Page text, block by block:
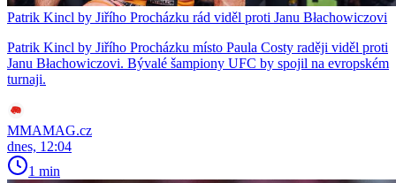
Patrik Kincl by Jiřího Procházku rád viděl proti Janu Błachowiczovi
Patrik Kincl by Jiřího Procházku místo Paula Costy raději viděl proti
Janu Błachowiczovi. Bývalé šampiony UFC by spojil na evropském
turnaji.
MMAMAG.cz
dnes, 12:04
1 min